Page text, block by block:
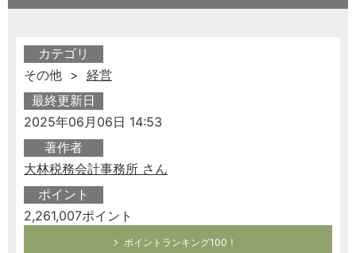
カテゴリ
その他 > 経営
最終更新日
2025年06月06日 14:53
著作者
大林税務会計事務所 さん
ポイント
2,261,007ポイント
ポイントランキング100！